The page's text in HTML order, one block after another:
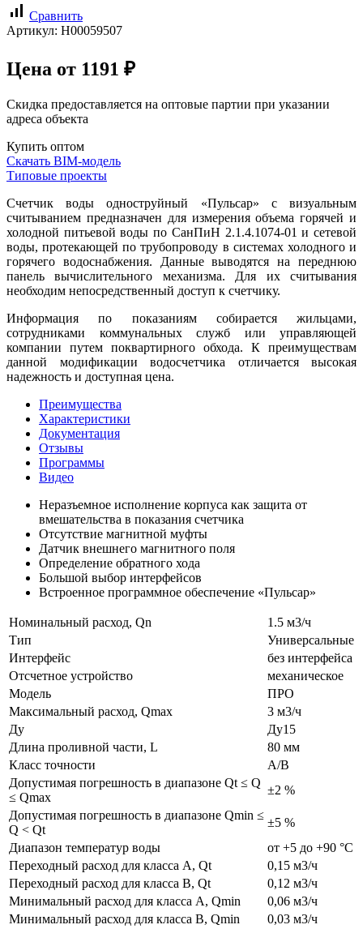
signal_cellular_alt
Сравнить
Артикул: Н00059507
Цена от 1191 ₽
Скидка предоставляется на оптовые партии при указании
адреса объекта
Купить оптом
Скачать BIM-модель
Типовые проекты
Счетчик воды одноструйный «Пульсар» с визуальным
считыванием предназначен для измерения объема горячей и
холодной питьевой воды по СанПиН 2.1.4.1074-01 и сетевой
воды, протекающей по трубопроводу в системах холодного и
горячего водоснабжения. Данные выводятся на переднюю
панель вычислительного механизма. Для их считывания
необходим непосредственный доступ к счетчику.
Информация по показаниям собирается жильцами,
сотрудниками коммунальных служб или управляющей
компании путем поквартирного обхода. К преимуществам
данной модификации водосчетчика отличается высокая
надежность и доступная цена.
Преимущества
Характеристики
Документация
Отзывы
Программы
Видео
Неразъемное исполнение корпуса как защита от
вмешательства в показания счетчика
Отсутствие магнитной муфты
Датчик внешнего магнитного поля
Определение обратного хода
Большой выбор интерфейсов
Встроенное программное обеспечение «Пульсар»
Номинальный расход, Qn
1.5 м3/ч
Тип
Универсальные
Интерфейс
без интерфейса
Отсчетное устройство
механическое
Модель
ПРО
Максимальный расход, Qmax
3 м3/ч
Ду
Ду15
Длина проливной части, L
80 мм
Класс точности
A/B
Допустимая погрешность в диапазоне Qt ≤ Q
≤ Qmax
±2 %
Допустимая погрешность в диапазоне Qmin ≤
Q < Qt
±5 %
Диапазон температур воды
от +5 до +90 °С
Переходный расход для класса A, Qt
0,15 м3/ч
Переходный расход для класса B, Qt
0,12 м3/ч
Минимальный расход для класса A, Qmin
0,06 м3/ч
Минимальный расход для класса B, Qmin
0,03 м3/ч